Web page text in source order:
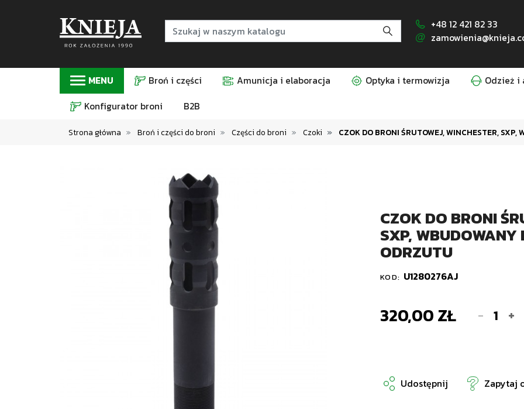
+48 12 421 82 33
MENU Broń i części Amunicja i elaboracja Optyka i termowizja
Odzież i
Konfigurator broni
B2B
Strona główna Broń i części do broni Części do broni Czoki CZOK DO BRONI ŚRUTOWEJ, WINCHESTER,
CZOK DO BRONI
SXP, WBUDOWANY
ODRZUTU
KOD: U1280276AJ
320,00 ZŁ - +
Udostępnij Zapytaj